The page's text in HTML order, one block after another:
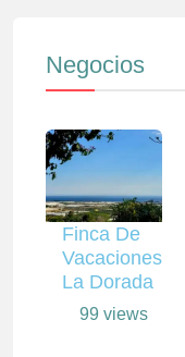
Negocios
Finca De
Vacaciones
La Dorada
99 views